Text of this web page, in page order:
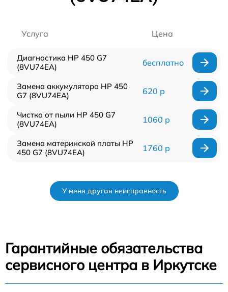
Услуга Цена
Диагностика HP 450 G7
(8VU74EA)
бесплатно
Замена аккумулятора HP 450
G7 (8VU74EA)
620 р
Чистка от пыли HP 450 G7
(8VU74EA)
1060 р
Замена материнской платы HP
450 G7 (8VU74EA)
1760 р
У меня другая неисправность
Гарантийные обязательства
сервисного центра в Иркутске